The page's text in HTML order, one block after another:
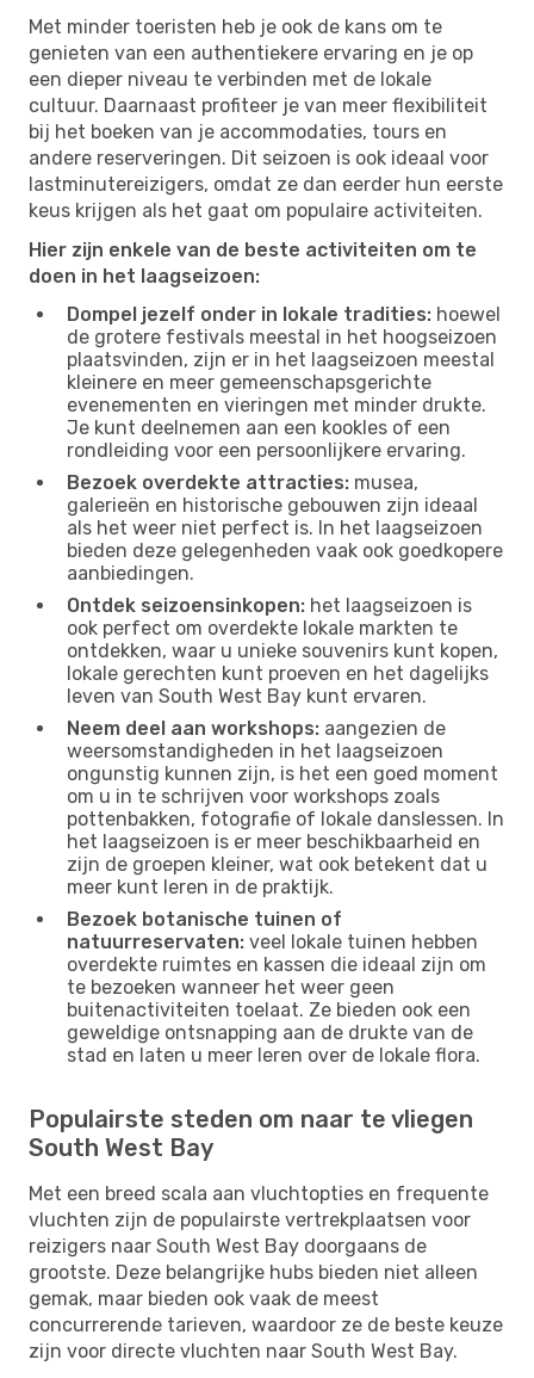
Met minder toeristen heb je ook de kans om te
genieten van een authentiekere ervaring en je op
een dieper niveau te verbinden met de lokale
cultuur. Daarnaast profiteer je van meer flexibiliteit
bij het boeken van je accommodaties, tours en
andere reserveringen. Dit seizoen is ook ideaal voor
lastminutereizigers, omdat ze dan eerder hun eerste
keus krijgen als het gaat om populaire activiteiten.
Hier zijn enkele van de beste activiteiten om te
doen in het laagseizoen:
Dompel jezelf onder in lokale tradities: hoewel
de grotere festivals meestal in het hoogseizoen
plaatsvinden, zijn er in het laagseizoen meestal
kleinere en meer gemeenschapsgerichte
evenementen en vieringen met minder drukte.
Je kunt deelnemen aan een kookles of een
rondleiding voor een persoonlijkere ervaring.
Bezoek overdekte attracties: musea,
galerieën en historische gebouwen zijn ideaal
als het weer niet perfect is. In het laagseizoen
bieden deze gelegenheden vaak ook goedkopere
aanbiedingen.
Ontdek seizoensinkopen: het laagseizoen is
ook perfect om overdekte lokale markten te
ontdekken, waar u unieke souvenirs kunt kopen,
lokale gerechten kunt proeven en het dagelijks
leven van South West Bay kunt ervaren.
Neem deel aan workshops: aangezien de
weersomstandigheden in het laagseizoen
ongunstig kunnen zijn, is het een goed moment
om u in te schrijven voor workshops zoals
pottenbakken, fotografie of lokale danslessen. In
het laagseizoen is er meer beschikbaarheid en
zijn de groepen kleiner, wat ook betekent dat u
meer kunt leren in de praktijk.
Bezoek botanische tuinen of
natuurreservaten: veel lokale tuinen hebben
overdekte ruimtes en kassen die ideaal zijn om
te bezoeken wanneer het weer geen
buitenactiviteiten toelaat. Ze bieden ook een
geweldige ontsnapping aan de drukte van de
stad en laten u meer leren over de lokale flora.
Populairste steden om naar te vliegen
South West Bay
Met een breed scala aan vluchtopties en frequente
vluchten zijn de populairste vertrekplaatsen voor
reizigers naar South West Bay doorgaans de
grootste. Deze belangrijke hubs bieden niet alleen
gemak, maar bieden ook vaak de meest
concurrerende tarieven, waardoor ze de beste keuze
zijn voor directe vluchten naar South West Bay.